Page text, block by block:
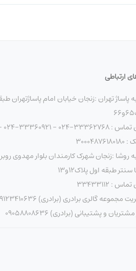
ارتباطی
پاساژ تهران :زنجان خیابان امام پاساژتهران
024 - 33360921-024 - 33360274-024
روشا :زنجان شهرک کارمندان بلوار مهدوی
طبقه اول پلاک۱۲و۱۳
: ۳۳۴۳۳۱۱۲
مجموعه گالری برادری (برادری) 09123410636
و پشتیبانی (برادری) 09058808636